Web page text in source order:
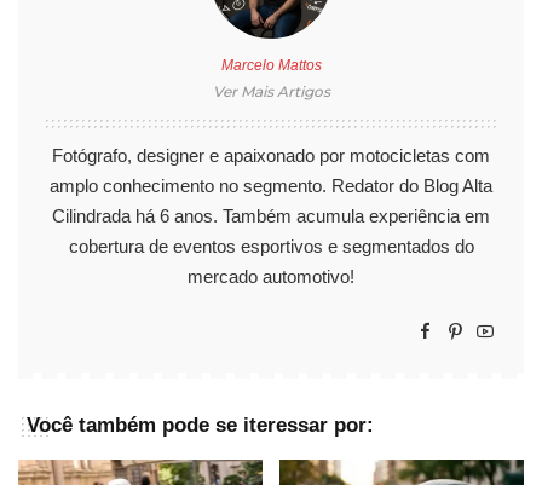
Marcelo Mattos
Ver Mais Artigos
Fotógrafo, designer e apaixonado por motocicletas com
amplo conhecimento no segmento. Redator do Blog Alta
Cilindrada há 6 anos. Também acumula experiência em
cobertura de eventos esportivos e segmentados do
mercado automotivo!
Você também pode se iteressar por: